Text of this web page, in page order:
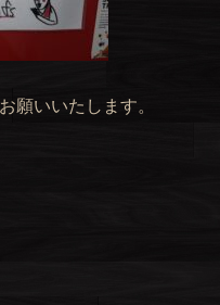
願いいたします。